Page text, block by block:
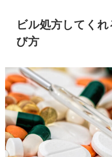
ビル処方してく
び方